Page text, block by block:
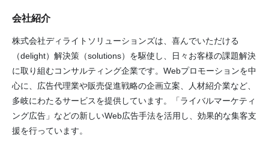
会社紹介
株式会社ディライトソリューションズは、喜んでいただける
（delight）解決策（solutions）を駆使し、日々お客様の課題解決
に取り組むコンサルティング企業です。Webプロモーションを中
心に、広告代理業や販売促進戦略の企画立案、人材紹介業など、
多岐にわたるサービスを提供しています。「ライバルマーケティ
ング広告」などの新しいWeb広告手法を活用し、効果的な集客支
援を行っています。